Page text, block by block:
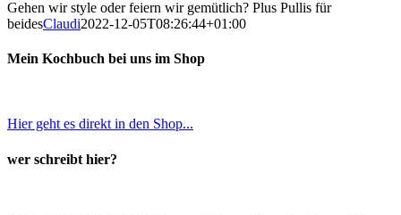
Gehen wir style oder feiern wir gemütlich? Plus Pullis für
beidesClaudi2022-12-05T08:26:44+01:00
Mein Kochbuch bei uns im Shop
Hier geht es direkt in den Shop...
wer schreibt hier?